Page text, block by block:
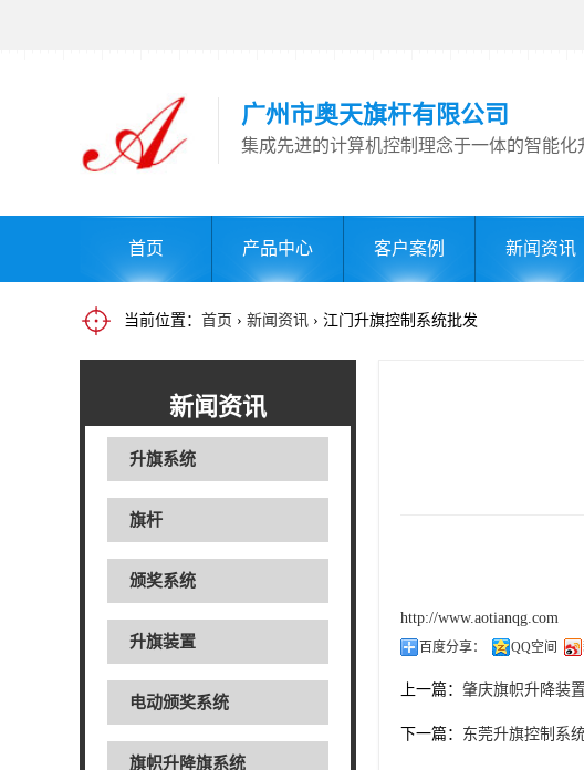
广州市奥天旗杆有限公司
集成先进的计算机控制理念于一体的智能化
首页 产品中心 客户案例 新闻资讯
当前位置： 首页 › 新闻资讯 › 江门升旗控制系统批发
新闻资讯
升旗系统
旗杆
颁奖系统
升旗装置
电动颁奖系统
旗帜升降旗系统
http://www.aotianqg.com
百度分享： QQ空间
上一篇： 肇庆旗帜升降装
下一篇： 东莞升旗控制系